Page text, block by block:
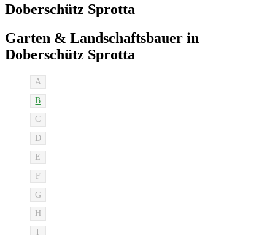
Doberschütz Sprotta
Garten & Landschaftsbauer in
Doberschütz Sprotta
A
B
C
D
E
F
G
H
I